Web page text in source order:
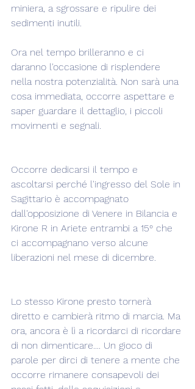
miniera, a sgrossare e ripulire dei
sedimenti inutili.
Ora nel tempo brilleranno e ci
daranno l'occasione di risplendere
nella nostra potenzialità. Non sarà una
cosa immediata, occorre aspettare e
saper guardare il dettaglio, i piccoli
movimenti e segnali.
Occorre dedicarsi il tempo e
ascoltarsi perché l'ingresso del Sole in
Sagittario è accompagnato
dall'opposizione di Venere in Bilancia e
Kirone R in Ariete entrambi a 15° che
ci accompagnano verso alcune
liberazioni nel mese di dicembre.
Lo stesso Kirone presto tornerà
diretto e cambierà ritmo di marcia. Ma
ora, ancora è lì a ricordarci di ricordare
di non dimenticare.... Un gioco di
parole per dirci di tenere a mente che
occorre rimanere consapevoli dei